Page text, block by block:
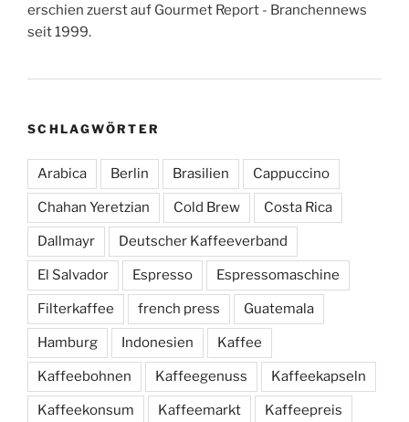
erschien zuerst auf Gourmet Report - Branchennews
seit 1999.
SCHLAGWÖRTER
Arabica Berlin Brasilien Cappuccino
Chahan Yeretzian Cold Brew Costa Rica
Dallmayr Deutscher Kaffeeverband
El Salvador Espresso Espressomaschine
Filterkaffee french press Guatemala
Hamburg Indonesien Kaffee
Kaffeebohnen Kaffeegenuss Kaffeekapseln
Kaffeekonsum Kaffeemarkt Kaffeepreis